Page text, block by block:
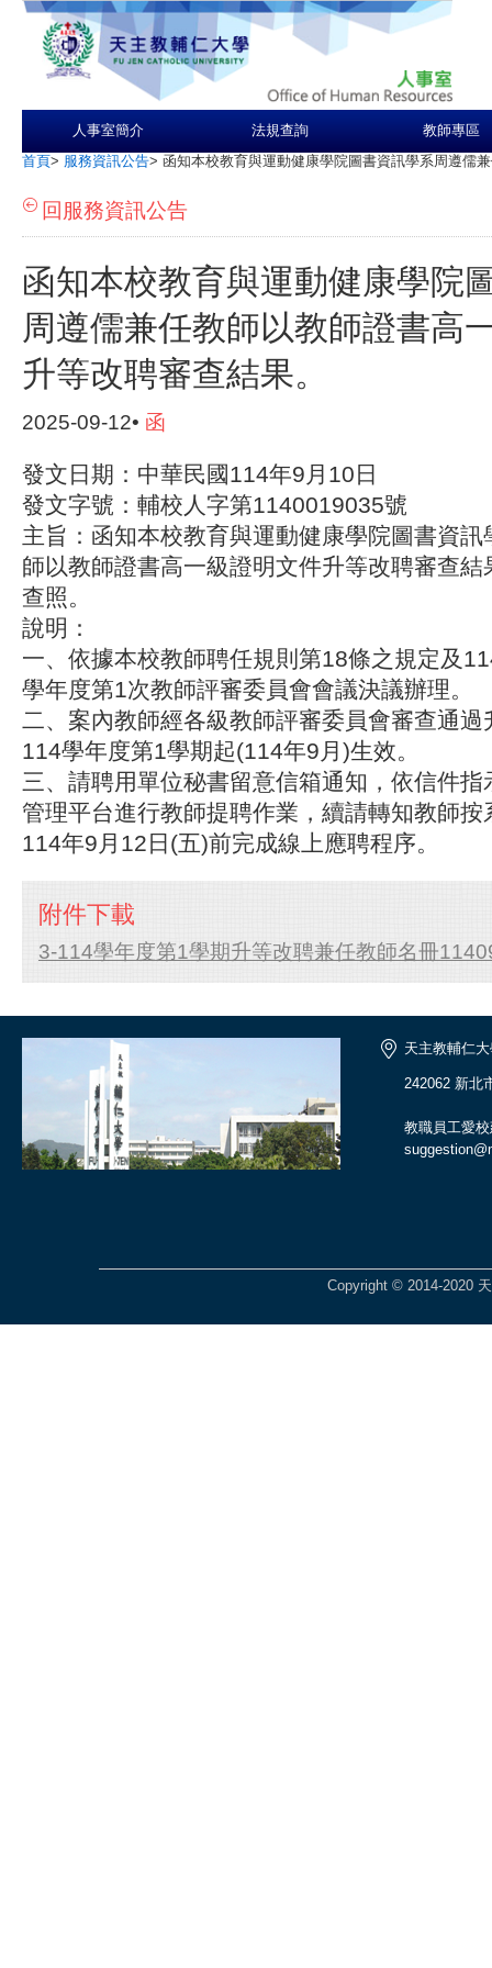
人事室簡介 法規查詢 教師專區
首頁> 服務資訊公告> 函知本校教育與運動健康學院圖書資訊學系周遵儒
回服務資訊公告
函知本校教育與運動健康學院
周遵儒兼任教師以教師證書高
升等改聘審查結果。
2025-09-12• 函
發文日期：中華民國114年9月10日
發文字號：輔校人字第1140019035號
主旨：函知本校教育與運動健康學院圖書資
師以教師證書高一級證明文件升等改聘審查
查照。
說明：
一、依據本校教師聘任規則第18條之規定及
學年度第1次教師評審委員會會議決議辦理。
二、案內教師經各級教師評審委員會審查通過
114學年度第1學期起(114年9月)生效。
三、請聘用單位秘書留意信箱通知，依信件
管理平台進行教師提聘作業，續請轉知教師
114年9月12日(五)前完成線上應聘程序。
附件下載
3-114學年度第1學期升等改聘兼任教師名冊
天主教輔仁
242062 新北
教職員工愛
Copyright © 2014-2020